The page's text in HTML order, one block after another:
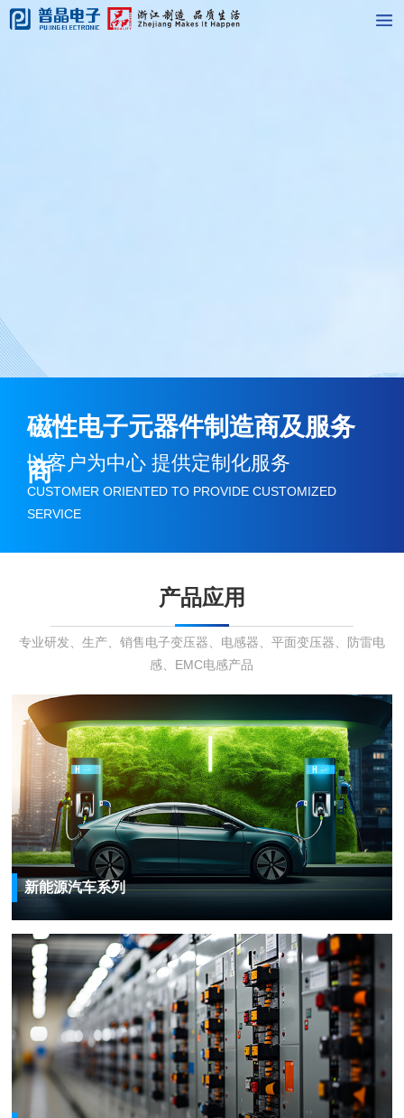
磁性电子元器件制造商及服务
商
以客户为中心 提供定制化服务
CUSTOMER ORIENTED TO PROVIDE CUSTOMIZED
SERVICE
产品应用
专业研发、生产、销售电子变压器、电感器、平面变压器、防雷电
感、EMC电感产品
新能源汽车系列